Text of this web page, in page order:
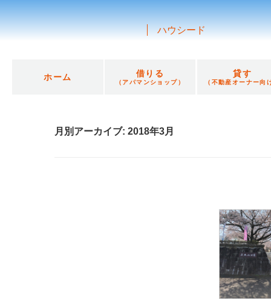
ハウシード
ホーム 借りる
（アパマンショップ）
貸す
（不動産オーナー向
月別アーカイブ: 2018年3月